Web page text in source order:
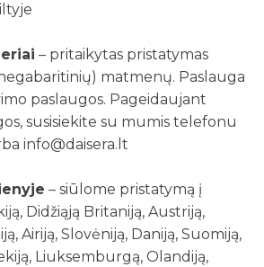
– pritaikytas pristatymas
matmenų. Paslauga
paslaugos. Pageidaujant
susisiekite su mumis telefonu
info@daisera.lt
– siūlome pristatymą į
Didžiąją Britaniją, Austriją,
Airiją, Slovėniją, Daniją, Suomiją,
Liuksemburgą, Olandiją,